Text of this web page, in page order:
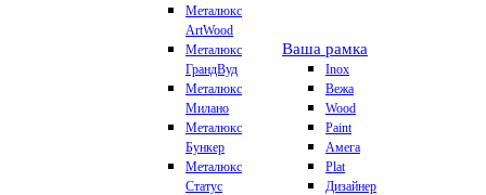
Металюкс
ArtWood
Металюкс
ГрандВуд
Металюкс
Милано
Металюкс
Бункер
Металюкс
Статус
Ваша рамка
Inox
Вежа
Wood
Paint
Амега
Plat
Дизайнер